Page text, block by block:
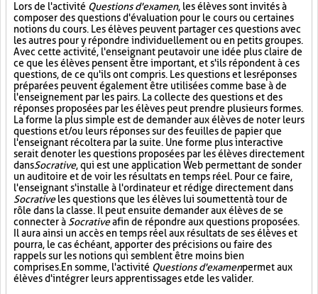
Lors de l'activité Questions d'examen, les élèves sont invités à
composer des questions d'évaluation pour le cours ou certaines
notions du cours. Les élèves peuvent partager ces questions avec
les autres pour y répondre individuellement ou en petits groupes.
Avec cette activité, l'enseignant peut avoir une idée plus claire de
ce que les élèves pensent être important, et s'ils répondent à ces
questions, de ce qu'ils ont compris. Les questions et les réponses
préparées peuvent également être utilisées comme base à de
l'enseignement par les pairs. La collecte des questions et des
réponses proposées par les élèves peut prendre plusieurs formes.
La forme la plus simple est de demander aux élèves de noter leurs
questions et/ou leurs réponses sur des feuilles de papier que
l'enseignant récoltera par la suite. Une forme plus interactive
serait de noter les questions proposées par les élèves directement
dansSocrative, qui est une application Web permettant de sonder
un auditoire et de voir les résultats en temps réel. Pour ce faire,
l'enseignant s'installe à l'ordinateur et rédige directement dans
Socrativeles questions que les élèves lui soumettent à tour de
rôle dans la classe. Il peut ensuite demander aux élèves de se
connecter à Socrativeafin de répondre aux questions proposées.
Il aura ainsi un accès en temps réel aux résultats de ses élèves et
pourra, le cas échéant, apporter des précisions ou faire des
rappels sur les notions qui semblent être moins bien
comprises. En somme, l'activité Questions d'examenpermet aux
élèves d'intégrer leurs apprentissages et de les valider.